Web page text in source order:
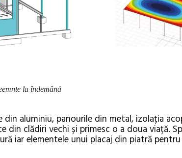
la îndemână
aluminiu, panourile din metal, izolația
clădiri vechi și primesc o a doua viață.
iar elementele unui placaj din piatră